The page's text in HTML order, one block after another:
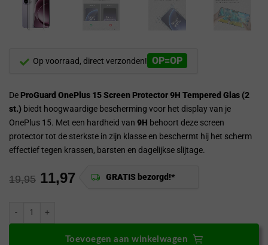
Op voorraad, direct verzonden! OP=OP
De ProGuard OnePlus 15 Screen Protector 9H Tempered Glas (2
st.) biedt hoogwaardige bescherming voor het display van je
OnePlus 15. Met een hardheid van 9H behoort deze screen
protector tot de sterkste in zijn klasse en beschermt hij het scherm
effectief tegen krassen, barsten en dagelijkse slijtage.
GRATIS bezorgd!*
19,95 11,97
Toevoegen aan winkelwagen